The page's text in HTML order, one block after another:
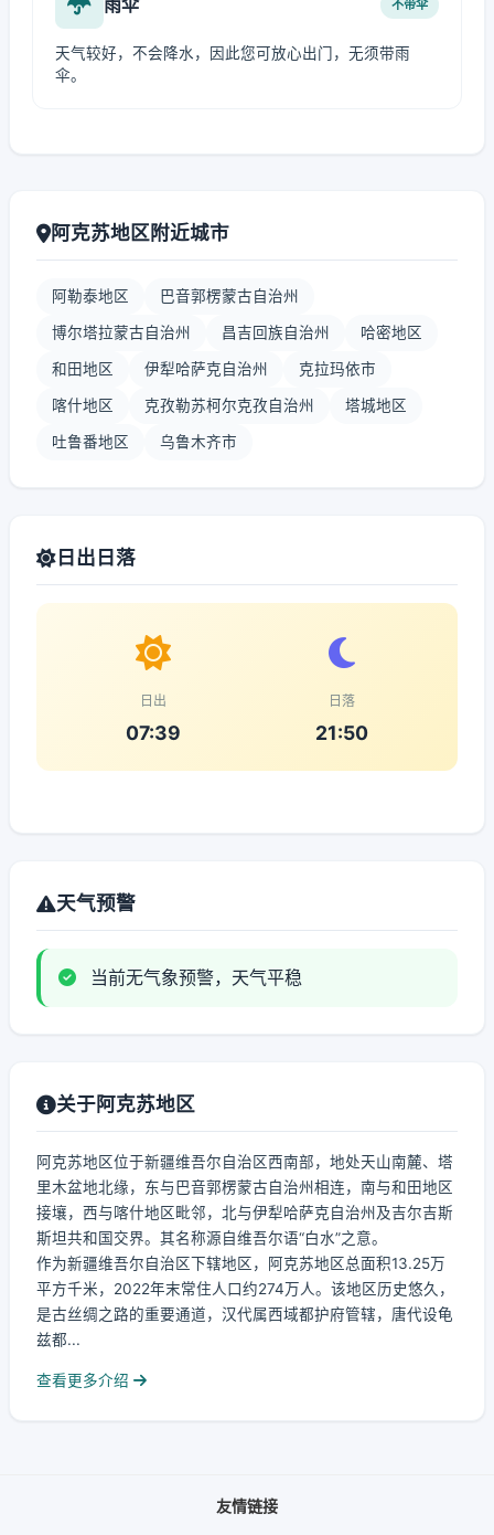
不带伞
天气较好，不会降水，因此您可放心出门，无须带雨
伞。
阿克苏地区附近城市
阿勒泰地区 巴音郭楞蒙古自治州
博尔塔拉蒙古自治州 昌吉回族自治州 哈密地区
和田地区 伊犁哈萨克自治州 克拉玛依市
喀什地区 克孜勒苏柯尔克孜自治州 塔城地区
吐鲁番地区 乌鲁木齐市
日出日落
日出
07:39
日落
21:50
天气预警
当前无气象预警，天气平稳
关于阿克苏地区
阿克苏地区位于新疆维吾尔自治区西南部，地处天山南麓、塔
里木盆地北缘，东与巴音郭楞蒙古自治州相连，南与和田地区
接壤，西与喀什地区毗邻，北与伊犁哈萨克自治州及吉尔吉斯
斯坦共和国交界。其名称源自维吾尔语“白水”之意。
作为新疆维吾尔自治区下辖地区，阿克苏地区总面积13.25万
平方千米，2022年末常住人口约274万人。该地区历史悠久，
是古丝绸之路的重要通道，汉代属西域都护府管辖，唐代设龟
兹都...
查看更多介绍
友情链接